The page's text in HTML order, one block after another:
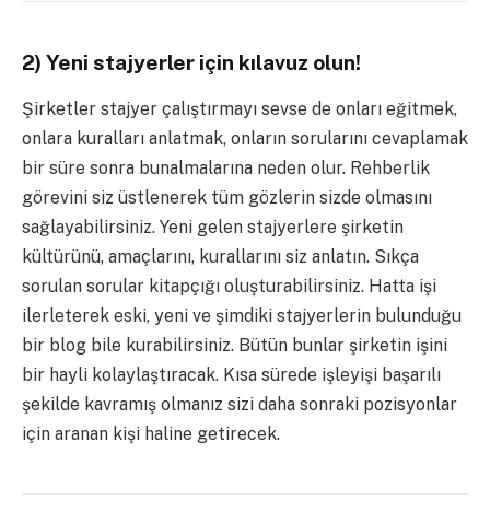
2) Yeni stajyerler için kılavuz olun!
Şirketler stajyer çalıştırmayı sevse de onları eğitmek,
onlara kuralları anlatmak, onların sorularını cevaplamak
bir süre sonra bunalmalarına neden olur. Rehberlik
görevini siz üstlenerek tüm gözlerin sizde olmasını
sağlayabilirsiniz. Yeni gelen stajyerlere şirketin
kültürünü, amaçlarını, kurallarını siz anlatın. Sıkça
sorulan sorular kitapçığı oluşturabilirsiniz. Hatta işi
ilerleterek eski, yeni ve şimdiki stajyerlerin bulunduğu
bir blog bile kurabilirsiniz. Bütün bunlar şirketin işini
bir hayli kolaylaştıracak. Kısa sürede işleyişi başarılı
şekilde kavramış olmanız sizi daha sonraki pozisyonlar
için aranan kişi haline getirecek.